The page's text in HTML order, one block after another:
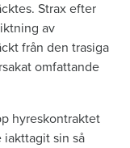
Strax efter
av
från den trasiga
omfattande
hyreskontraktet
sin så